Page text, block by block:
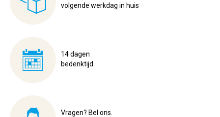
volgende werkdag in huis
14 dagen
bedenktijd
Vragen? Bel ons.